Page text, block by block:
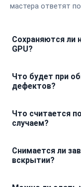
мастера ответят
Сохраняются ли
GPU?
графической
остаются
программных
предупредит вас
Что будет при
дефектов?
дополнительные
первичном акте,
необходимости
никакие изменения
Что считается
случаем?
исходного
Снимается ли
вскрытии?